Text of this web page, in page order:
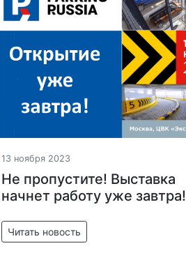
13 ноября 2023
Не пропустите! Выставка
начнет работу уже завтра!
Читать новость